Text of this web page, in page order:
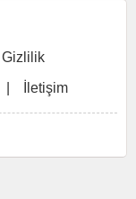
Gizlilik
İletişim